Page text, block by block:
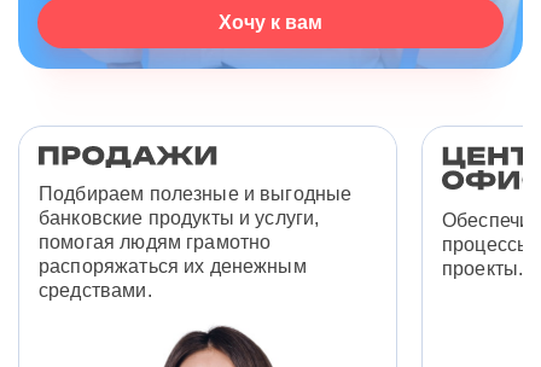
Хочу к вам
Подбираем полезные и выгодные
банковские продукты и услуги,
помогая людям грамотно
распоряжаться их денежным
средствами.
процессы
проекты.